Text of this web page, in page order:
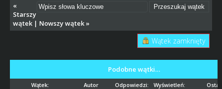
«
Starszy
wątek| Nowszy wątek»
Wątek zamknięty
Podobne wątki…
Wątek: Autor Odpowiedzi: Wyświetleń: